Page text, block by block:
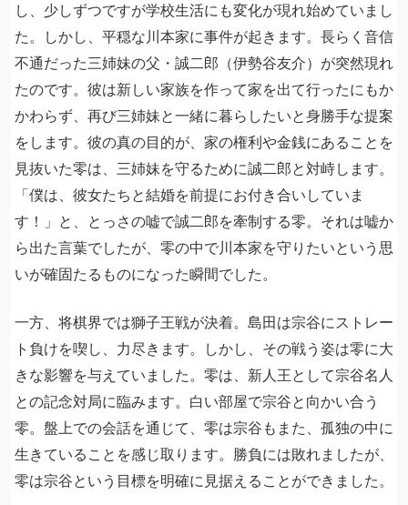
し、少しずつですが学校生活にも変化が現れ始めていまし
た。しかし、平穏な川本家に事件が起きます。長らく音信
不通だった三姉妹の父・誠二郎（伊勢谷友介）が突然現れ
たのです。彼は新しい家族を作って家を出て行ったにもか
かわらず、再び三姉妹と一緒に暮らしたいと身勝手な提案
をします。彼の真の目的が、家の権利や金銭にあることを
見抜いた零は、三姉妹を守るために誠二郎と対峙します。
「僕は、彼女たちと結婚を前提にお付き合いしていま
す！」と、とっさの嘘で誠二郎を牽制する零。それは嘘か
ら出た言葉でしたが、零の中で川本家を守りたいという思
いが確固たるものになった瞬間でした。
一方、将棋界では獅子王戦が決着。島田は宗谷にストレー
ト負けを喫し、力尽きます。しかし、その戦う姿は零に大
きな影響を与えていました。零は、新人王として宗谷名人
との記念対局に臨みます。白い部屋で宗谷と向かい合う
零。盤上での会話を通じて、零は宗谷もまた、孤独の中に
生きていることを感じ取ります。勝負には敗れましたが、
零は宗谷という目標を明確に見据えることができました。